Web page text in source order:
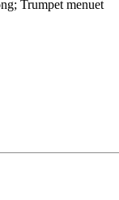
Trumpet menuet